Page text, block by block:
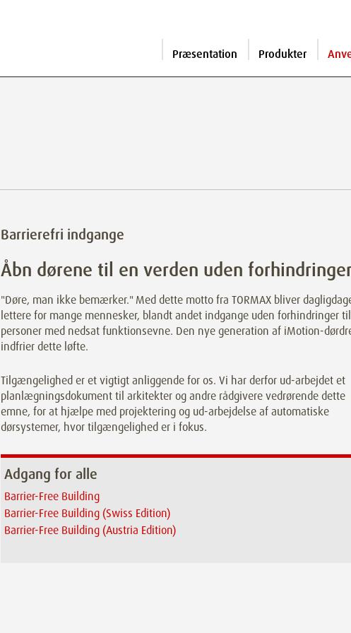
Præsentation Produkter
Barrierefri indgange
Åbn dørene til en verden uden
"Døre, man ikke bemærker." Med dette motto fra TORMAX bliver
lettere for mange mennesker, blandt andet indgange uden forhindringer til
personer med nedsat funktionsevne. Den nye generation af iMotion-
indfrier dette løfte.
Tilgængelighed er et vigtigt anliggende for os. Vi har derfor ud-arbejdet et
planlægningsdokument til arkitekter og andre rådgivere vedrørende dette
emne, for at hjælpe med projektering og ud-arbejdelse af automatiske
dørsystemer, hvor tilgængelighed er i fokus.
Adgang for alle
Barrier-Free Building
Barrier-Free Building (Swiss Edition)
Barrier-Free Building (Austria Edition)